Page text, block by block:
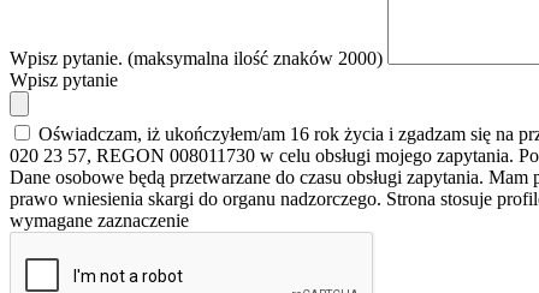
Wpisz pytanie. (maksymalna ilość znaków 2000)
Wpisz pytanie
Oświadczam, iż ukończyłem/am 16 rok życia i zgadzam się na
020 23 57, REGON 008011730 w celu obsługi mojego zapytania.
Dane osobowe będą przetwarzane do czasu obsługi zapytania.
prawo wniesienia skargi do organu nadzorczego. Strona stosuje
wymagane zaznaczenie